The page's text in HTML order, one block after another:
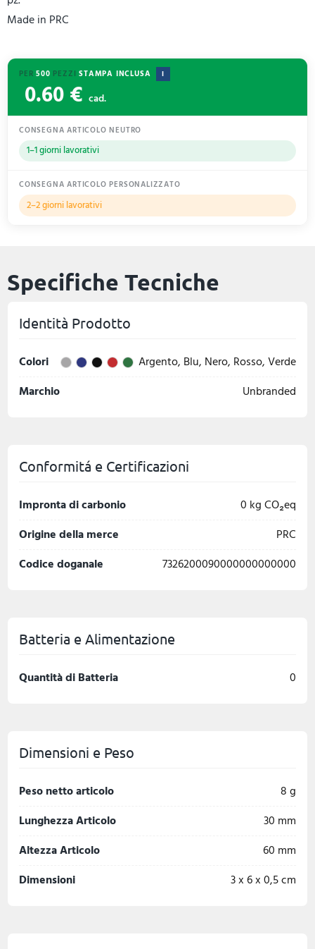
Made in PRC
PER500 PEZZISTAMPA INCLUSA I
0.60 € cad.
CONSEGNA ARTICOLO NEUTRO
1–1 giorni lavorativi
CONSEGNA ARTICOLO PERSONALIZZATO
2–2 giorni lavorativi
Specifiche Tecniche
Identità Prodotto
Colori
Argento, Blu, Nero, Rosso, Verde
Marchio
Unbranded
Conformitá e Certificazioni
Impronta di carbonio
0 kg CO₂eq
Origine della merce
PRC
Codice doganale
7326200090000000000000
Batteria e Alimentazione
Quantità di Batteria 0
Dimensioni e Peso
Peso netto articolo
8 g
Lunghezza Articolo
30 mm
Altezza Articolo
60 mm
Dimensioni
3 x 6 x 0,5 cm